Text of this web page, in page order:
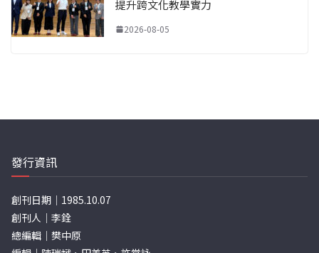
提升跨文化教學實力
2026-08-05
發行資訊
創刊日期｜1985.10.07
創刊人｜李銓
總編輯｜樊中原